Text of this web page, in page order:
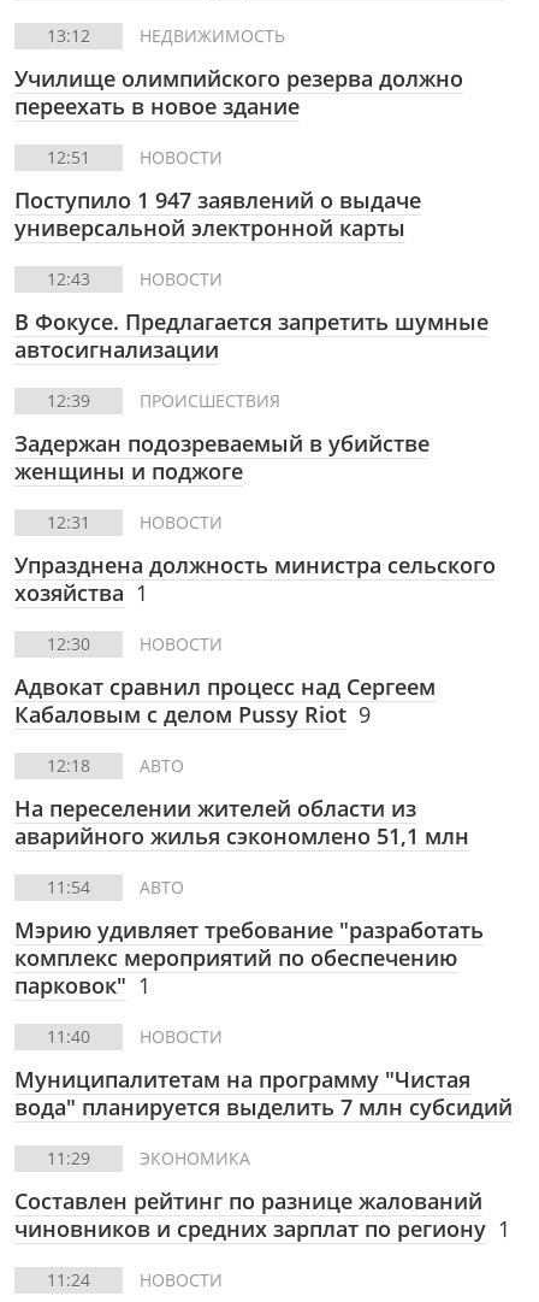
13:12 НЕДВИЖИМОСТЬ
Училище олимпийского резерва должно
переехать в новое здание
12:51 НОВОСТИ
Поступило 1 947 заявлений о выдаче
универсальной электронной карты
12:43 НОВОСТИ
В Фокусе. Предлагается запретить шумные
автосигнализации
12:39 ПРОИСШЕСТВИЯ
Задержан подозреваемый в убийстве
женщины и поджоге
12:31 НОВОСТИ
Упразднена должность министра сельского
хозяйства 1
12:30 НОВОСТИ
Адвокат сравнил процесс над Сергеем
Кабаловым с делом Pussy Riot 9
12:18 АВТО
На переселении жителей области из
аварийного жилья сэкономлено 51,1 млн
11:54 АВТО
Мэрию удивляет требование "разработать
комплекс мероприятий по обеспечению
парковок" 1
11:40 НОВОСТИ
Муниципалитетам на программу "Чистая
вода" планируется выделить 7 млн субсидий
11:29 ЭКОНОМИКА
Составлен рейтинг по разнице жалований
чиновников и средних зарплат по региону 1
11:24 НОВОСТИ